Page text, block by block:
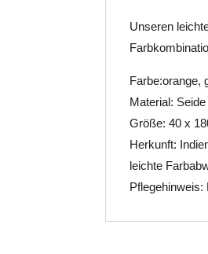
Unseren
Farbe:orange,
Material: Seide
Größe: 40 x
Herkunft:
leichte